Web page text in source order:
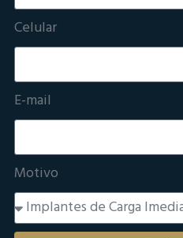
Celular
E-mail
Motivo